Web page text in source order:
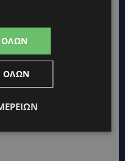
είναι κάτι πολύ
έχει...
ΌΛΩΝ